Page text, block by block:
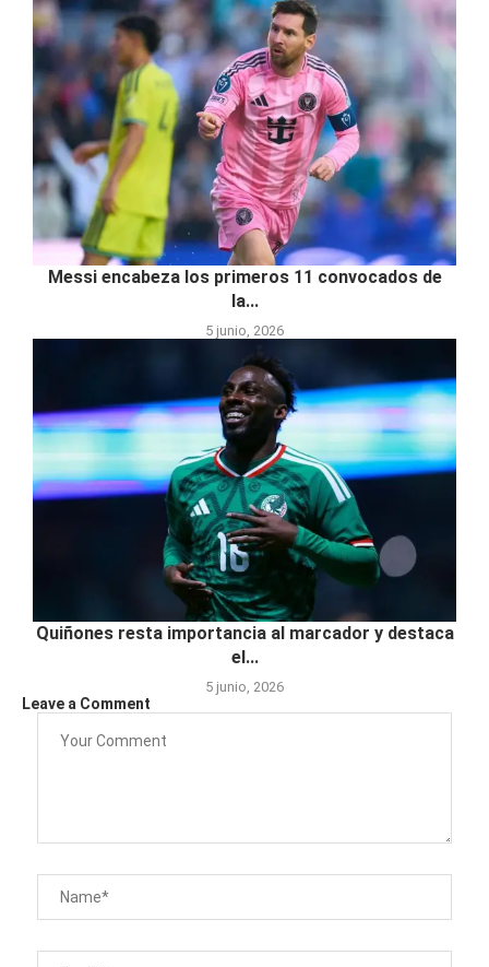
Messi encabeza los primeros 11 convocados de
la...
5 junio, 2026
Quiñones resta importancia al marcador y destaca
el...
5 junio, 2026
Leave a Comment